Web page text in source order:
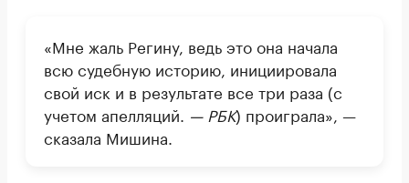
«Мне жаль Регину, ведь это она начала
всю судебную историю, инициировала
свой иск и в результате все три раза (с
учетом апелляций. — РБК) проиграла», —
сказала Мишина.